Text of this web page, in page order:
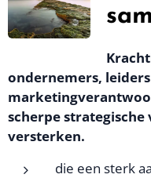
ondernemers,
scherpe
versterken.
die een sterk